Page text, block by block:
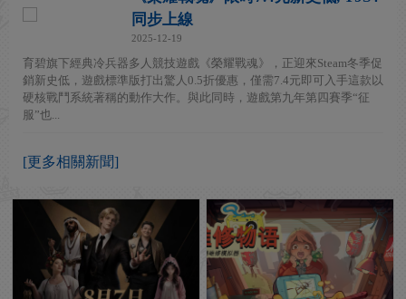
同步上線
2025-12-19
育碧旗下經典冷兵器多人競技遊戲《榮耀戰魂》，正迎來Steam冬季促
銷新史低，遊戲標準版打出驚人0.5折優惠，僅需7.4元即可入手這款以
硬核戰鬥系統著稱的動作大作。與此同時，遊戲第九年第四賽季“征
服”也...
[更多相關新聞]